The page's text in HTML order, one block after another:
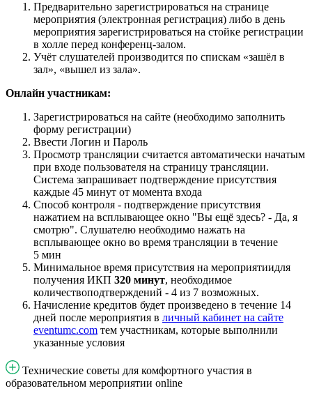
Предварительно зарегистрироваться на странице
мероприятия (электронная регистрация) либо в день
мероприятия зарегистрироваться на стойке регистрации
в холле перед конференц-залом.
Учёт слушателей производится по спискам «зашёл в
зал», «вышел из зала».
Онлайн участникам:
Зарегистрироваться на сайте (необходимо заполнить
форму регистрации)
Ввести Логин и Пароль
Просмотр трансляции считается автоматически начатым
при входе пользователя на страницу трансляции.
Система запрашивает подтверждение присутствия
каждые 45 минут от момента входа
Способ контроля - подтверждение присутствия
нажатием на всплывающее окно "Вы ещё здесь? - Да, я
смотрю". Слушателю необходимо нажать на
всплывающее окно во время трансляции в течение
5 мин
Минимальное время присутствия на мероприятиидля
получения ИКП 320 минут, необходимое
количествоподтверждений - 4 из 7 возможных.
Начисление кредитов будет произведено в течение 14
дней после мероприятия в личный кабинет на сайте
eventumc.com тем участникам, которые выполнили
указанные условия
Технические советы для комфортного участия в
образовательном мероприятии online